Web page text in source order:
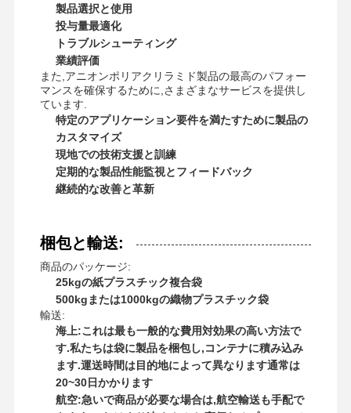
製品選択と使用
投与量最適化
トラブルシューティング
業績評価
また,アニオンポリアクリラミド製品の最高のパフォー
マンスを確保するために,さまざまなサービスを提供し
ています.
特定のアプリケーション要件を満たすために製品の
カスタマイズ
現地での技術支援と訓練
定期的な製品性能監視とフィードバック
継続的な改善と革新
梱包と輸送:
商品のパッケージ:
25kgの紙プラスチック複合袋
500kgまたは1000kgの織物プラスチック袋
輸送:
海上:これは最も一般的な費用対効果の高い方法で
す.私たちは袋に製品を梱包し,コンテナに積み込み
ます.運送時間は目的地によって異なります通常は
20~30日かかります
航空:急いで商品が必要な場合は,航空輸送も手配で